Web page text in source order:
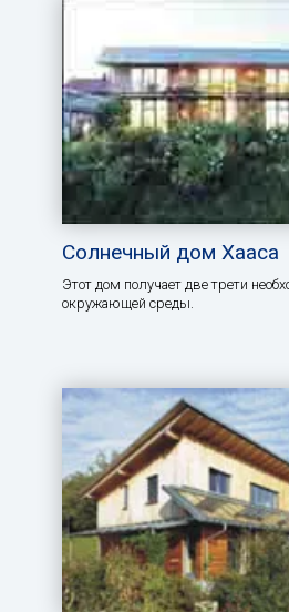
Солнечный дом Хааса
Этот дом получает две трети
окружающей среды.